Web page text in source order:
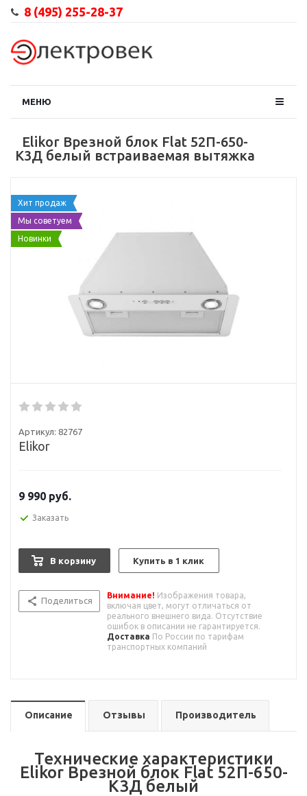
8 (495) 255-28-37
МЕНЮ
Elikor Врезной блок Flat 52П-650-
К3Д белый встраиваемая вытяжка
Хит продаж
Мы советуем
Новинки
Артикул: 82767
Elikor
9 990 руб.
Заказать
В корзину Купить в 1 клик
Поделиться
Внимание! Изображения товара,
включая цвет, могут отличаться от
реального внешнего вида. Отсутствие
ошибок в описании не гарантируется.
Доставка По России по тарифам
транспортных компаний
Описание Отзывы Производитель
Технические характеристики
Elikor Врезной блок Flat 52П-650-
К3Д белый